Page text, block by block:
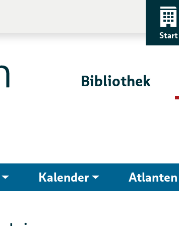
Start
Bibliothek
Kalender Atlanten